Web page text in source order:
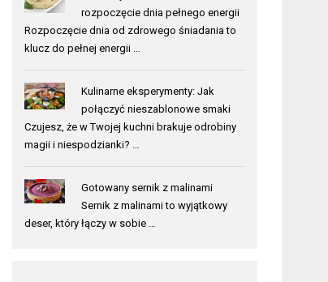
rozpoczęcie dnia pełnego energii
Rozpoczęcie dnia od zdrowego śniadania to
klucz do pełnej energii …
Kulinarne eksperymenty: Jak
połączyć nieszablonowe smaki
Czujesz, że w Twojej kuchni brakuje odrobiny
magii i niespodzianki? …
Gotowany sernik z malinami
Sernik z malinami to wyjątkowy
deser, który łączy w sobie …